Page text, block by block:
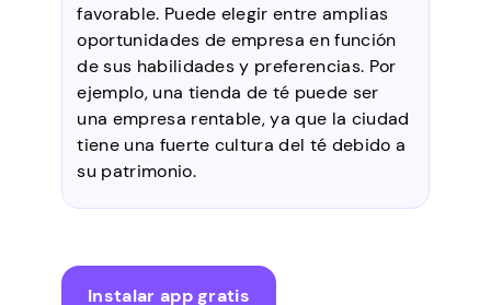
favorable. Puede elegir entre amplias
oportunidades de empresa en función
de sus habilidades y preferencias. Por
ejemplo, una tienda de té puede ser
una empresa rentable, ya que la ciudad
tiene una fuerte cultura del té debido a
su patrimonio.
Instalar app gratis